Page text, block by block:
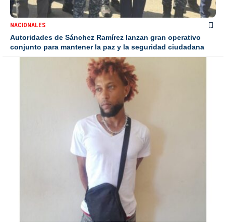
NACIONALES
Autoridades de Sánchez Ramírez lanzan gran operativo
conjunto para mantener la paz y la seguridad ciudadana